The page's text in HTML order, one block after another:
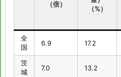
（倍）
（%）
全
国
6.9 17.2
茨
城
7.0 13.2